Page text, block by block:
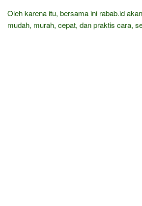
Oleh karena itu, bersama ini rabab.id
mudah, murah, cepat, dan praktis cara,